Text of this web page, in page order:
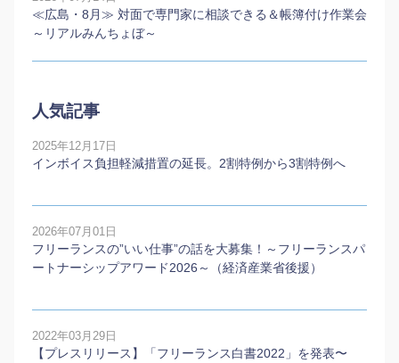
≪広島・8月≫ 対面で専門家に相談できる＆帳簿付け作業会
～リアルみんちょぼ～
人気記事
2025年12月17日
インボイス負担軽減措置の延長。2割特例から3割特例へ
2026年07月01日
フリーランスの”いい仕事”の話を大募集！～フリーランスパ
ートナーシップアワード2026～（経済産業省後援）
2022年03月29日
【プレスリリース】「フリーランス白書2022」を発表〜